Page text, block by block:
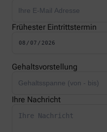
Frühester Eintrittstermin
Gehaltsvorstellung
Ihre Nachricht